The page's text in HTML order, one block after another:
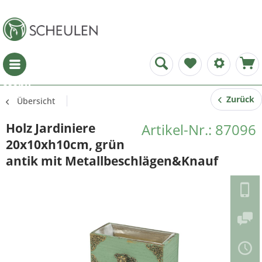
Menü
Übersicht Zurück
Artikel-Nr.: 87096
Holz Jardiniere
20x10xh10cm, grün
antik mit Metallbeschlägen&Knauf